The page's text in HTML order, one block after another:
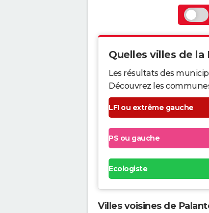
Quelles villes de la
Les résultats des
Découvrez les
LFI ou extrême gauche
PS ou gauche
Ecologiste
Villes voisines de